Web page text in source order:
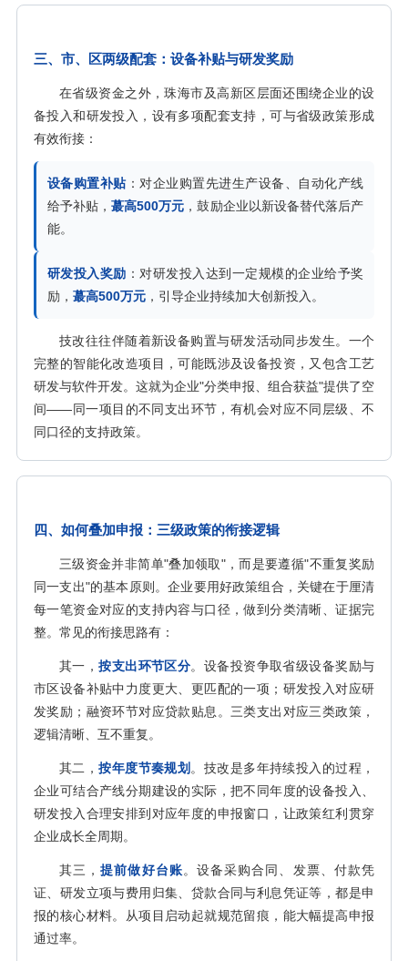
三、市、区两级配套：设备补贴与研发奖励
在省级资金之外，珠海市及高新区层面还围绕企业的设
备投入和研发投入，设有多项配套支持，可与省级政策形成
有效衔接：
设备购置补贴：对企业购置先进生产设备、自动化产线
给予补贴，蕞高500万元 ，鼓励企业以新设备替代落后产
能。
研发投入奖励 ：对研发投入达到一定规模的企业给予奖
励， 蕞高500万元 ，引导企业持续加大创新投入。
技改往往伴随着新设备购置与研发活动同步发生。一个
完整的智能化改造项目，可能既涉及设备投资，又包含工艺
研发与软件开发。这就为企业"分类申报、组合获益"提供了空
间——同一项目的不同支出环节，有机会对应不同层级、不
同口径的支持政策。
四、如何叠加申报：三级政策的衔接逻辑
三级资金并非简单"叠加领取"，而是要遵循"不重复奖励
同一支出"的基本原则。企业要用好政策组合，关键在于厘清
每一笔资金对应的支持内容与口径，做到分类清晰、证据完
整。常见的衔接思路有：
其一，按支出环节区分。设备投资争取省级设备奖励与
市区设备补贴中力度更大、更匹配的一项；研发投入对应研
发奖励；融资环节对应贷款贴息。三类支出对应三类政策，
逻辑清晰、互不重复。
其二，按年度节奏规划 。技改是多年持续投入的过程，
企业可结合产线分期建设的实际，把不同年度的设备投入、
研发投入合理安排到对应年度的申报窗口，让政策红利贯穿
企业成长全周期。
其三，提前做好台账。设备采购合同、发票、付款凭
证、研发立项与费用归集、贷款合同与利息凭证等，都是申
报的核心材料。从项目启动起就规范留痕，能大幅提高申报
通过率。